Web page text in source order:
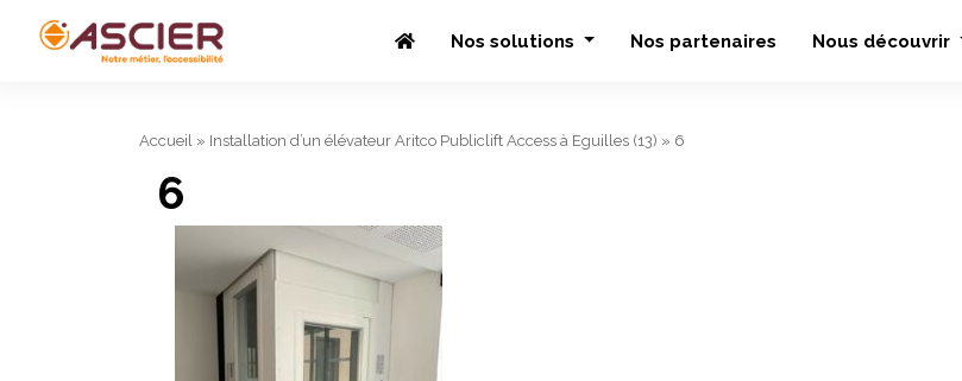
Nos solutions Nos partenaires Nous découvrir
Accueil » Installation d’un élévateur Aritco Publiclift Access à Eguilles (13) » 6
6